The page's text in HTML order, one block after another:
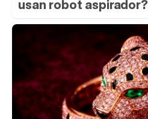
usan robot aspirador?